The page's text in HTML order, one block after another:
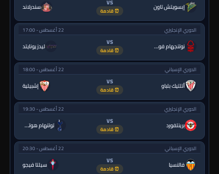
إبسويتش تاون VS
⏰ قادمة سندرلاند
الدوري الإنجليزي 22 أغسطس - 17:00
نوتنجهام فورست VS
⏰ قادمة ليدز يونايتد
الدوري الإسباني 22 أغسطس - 18:00
أتلتيك بلباو VS
⏰ قادمة إشبيلية
الدوري الإنجليزي 22 أغسطس - 19:30
برينتفورد VS
⏰ قادمة توتنهام هوتسبر
الدوري الإسباني 22 أغسطس - 20:30
فالنسيا VS
⏰ قادمة سيلتا فيجو